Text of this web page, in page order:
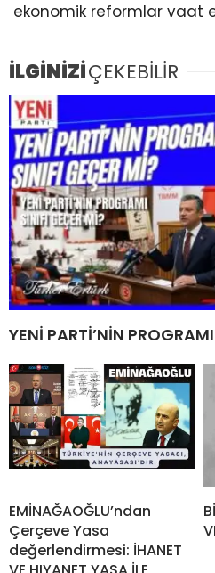
ekonomik reformlar vaat
İLGİNİZİÇEKEBİLİR
YENİ PARTİ’NİN
EMİNAĞAOĞLU’ndan
Çerçeve Yasa
değerlendirmesi: İHANET